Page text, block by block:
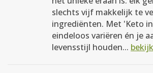
slechts vijf makkelijk te
ingrediënten. Met 'Keto
eindeloos variëren én je
levensstijl houden...